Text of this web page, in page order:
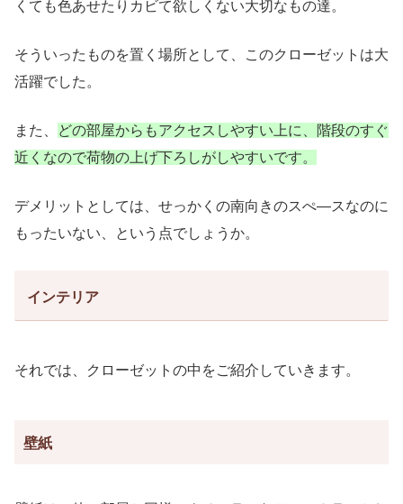
くても色あせたりカビて欲しくない大切なもの達。
そういったものを置く場所として、このクローゼットは大
活躍でした。
また、
どの部屋からもアクセスしやすい上に、階段のすぐ
近くなので荷物の上げ下ろしがしやすいです。
デメリットとしては、せっかくの南向きのスぺ―スなのに
もったいない、という点でしょうか。
インテリア
それでは、クローゼットの中をご紹介していきます。
壁紙